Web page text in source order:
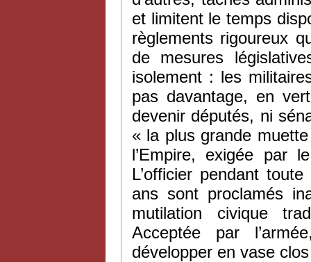
et limitent le temps
règlements rigoureux
de mesures
isolement : les
pas davantage, en
devenir députés, ni
« la plus grande
l’Empire, exigée par
L’officier pendant
ans sont proclamés
mutilation civique
Acceptée par
développer en vase